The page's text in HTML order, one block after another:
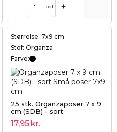
– pqt +
Størrelse: 7x9 cm
Stof: Organza
Farve:
25 stk. Organzaposer 7 x 9
cm (SDB) - sort
17,95 kr.